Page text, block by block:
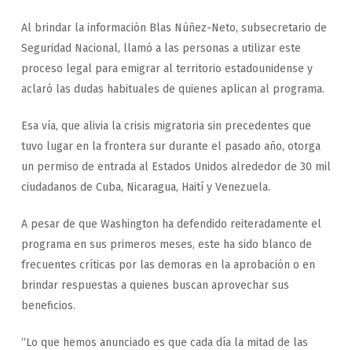
Al brindar la información Blas Núñez-Neto, subsecretario de
Seguridad Nacional, llamó a las personas a utilizar este
proceso legal para emigrar al territorio estadounidense y
aclaró las dudas habituales de quienes aplican al programa.
Esa vía, que alivia la crisis migratoria sin precedentes que
tuvo lugar en la frontera sur durante el pasado año, otorga
un permiso de entrada al Estados Unidos alrededor de 30 mil
ciudadanos de Cuba, Nicaragua, Haití y Venezuela.
A pesar de que Washington ha defendido reiteradamente el
programa en sus primeros meses, este ha sido blanco de
frecuentes críticas por las demoras en la aprobación o en
brindar respuestas a quienes buscan aprovechar sus
beneficios.
“Lo que hemos anunciado es que cada día la mitad de las